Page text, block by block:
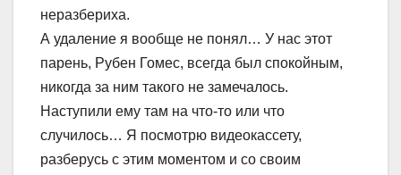
неразбериха.
А удаление я вообще не понял… У нас этот
парень, Рубен Гомес, всегда был спокойным,
никогда за ним такого не замечалось.
Наступили ему там на что-то или что
случилось… Я посмотрю видеокассету,
разберусь с этим моментом и со своим